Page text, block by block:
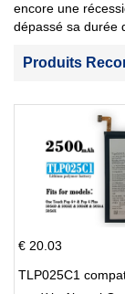
encore une
dépassé sa durée
Produits
€ 20.03
TLP025C1